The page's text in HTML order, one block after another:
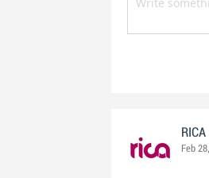
RICA
Feb